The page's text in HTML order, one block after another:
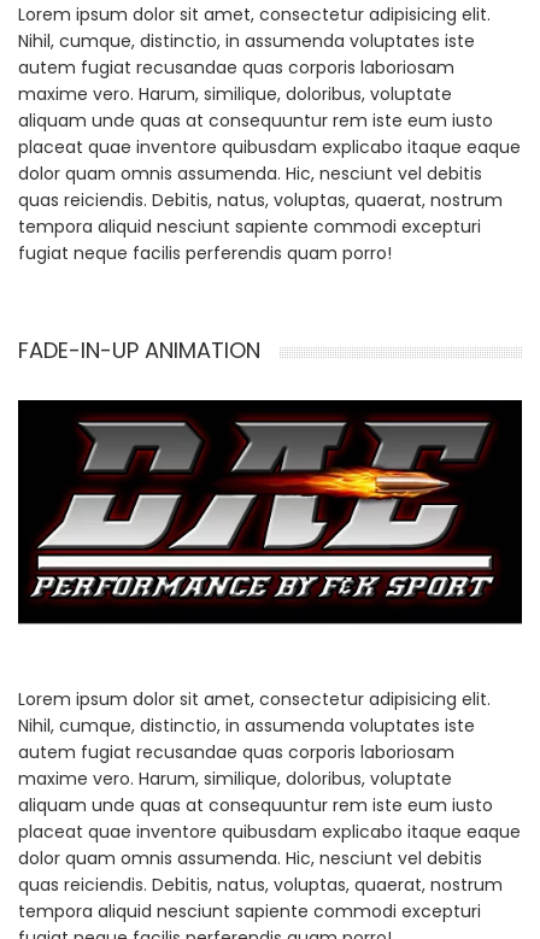
Lorem ipsum dolor sit amet, consectetur adipisicing elit.
Nihil, cumque, distinctio, in assumenda voluptates iste
autem fugiat recusandae quas corporis laboriosam
maxime vero. Harum, similique, doloribus, voluptate
aliquam unde quas at consequuntur rem iste eum iusto
placeat quae inventore quibusdam explicabo itaque eaque
dolor quam omnis assumenda. Hic, nesciunt vel debitis
quas reiciendis. Debitis, natus, voluptas, quaerat, nostrum
tempora aliquid nesciunt sapiente commodi excepturi
fugiat neque facilis perferendis quam porro!
FADE-IN-UP ANIMATION
Lorem ipsum dolor sit amet, consectetur adipisicing elit.
Nihil, cumque, distinctio, in assumenda voluptates iste
autem fugiat recusandae quas corporis laboriosam
maxime vero. Harum, similique, doloribus, voluptate
aliquam unde quas at consequuntur rem iste eum iusto
placeat quae inventore quibusdam explicabo itaque eaque
dolor quam omnis assumenda. Hic, nesciunt vel debitis
quas reiciendis. Debitis, natus, voluptas, quaerat, nostrum
tempora aliquid nesciunt sapiente commodi excepturi